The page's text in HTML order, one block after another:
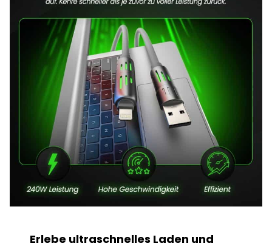
Erlebe ultraschnelles Laden und